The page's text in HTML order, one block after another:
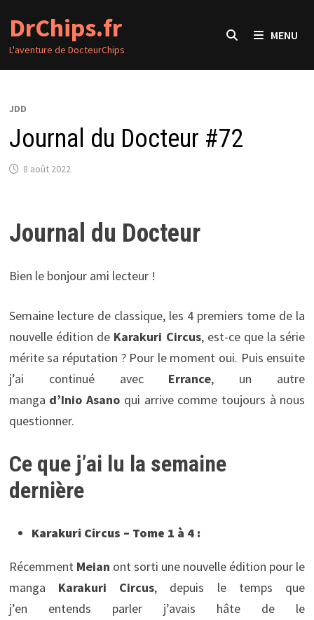
contenu
DrChips.fr
L'aventure de DocteurChips
MENU
JDD
Journal du Docteur #72
8 août 2022
Journal du Docteur
Bien le bonjour ami lecteur !
Semaine lecture de classique, les 4 premiers tome de la
nouvelle édition de Karakuri Circus, est-ce que la série
mérite sa réputation ? Pour le moment oui. Puis ensuite
j’ai continué avec Errance, un autre
manga d’Inio Asano qui arrive comme toujours à nous
questionner.
Ce que j’ai lu la semaine
dernière
Karakuri Circus – Tome 1 à 4 :
Récemment Meian ont sorti une nouvelle édition pour le
manga Karakuri Circus, depuis le temps que
j’en entends parler j’avais hâte de le